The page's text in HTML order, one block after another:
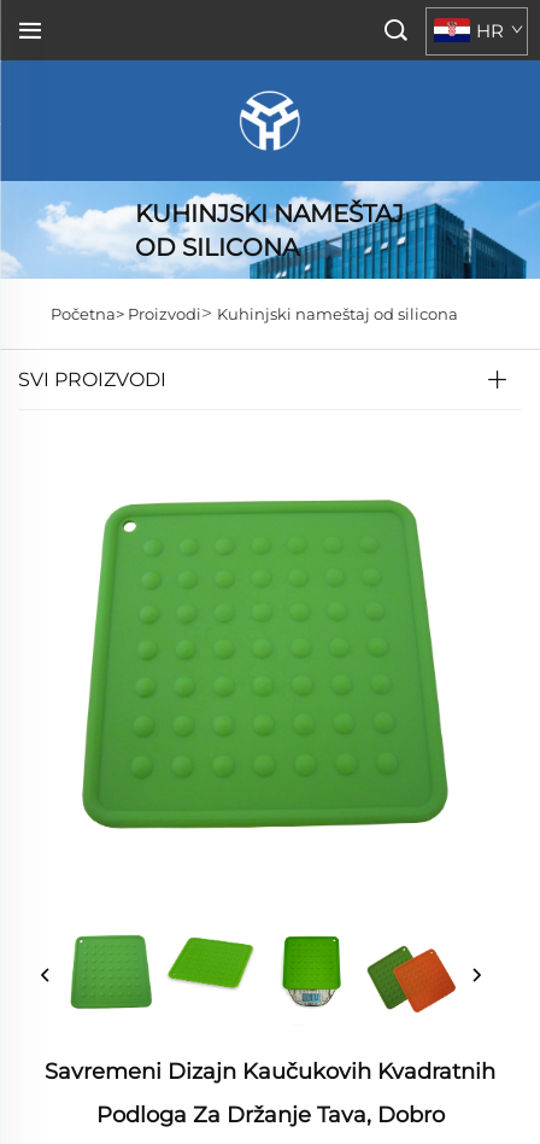
HR
KUHINJSKI NAMEŠTAJ
OD SILICONA
Početna> Proizvodi> Kuhinjski nameštaj od silicona
SVI PROIZVODI
Savremeni Dizajn Kaučukovih Kvadratnih
Podloga Za Držanje Tava, Dobro